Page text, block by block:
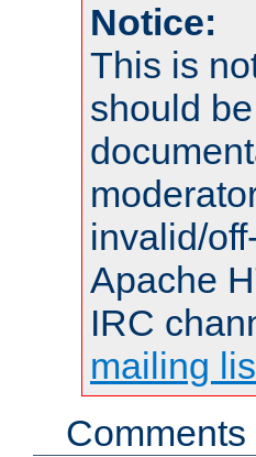
Notice:
This is
should
invalid/
Apache
IRC
mailing